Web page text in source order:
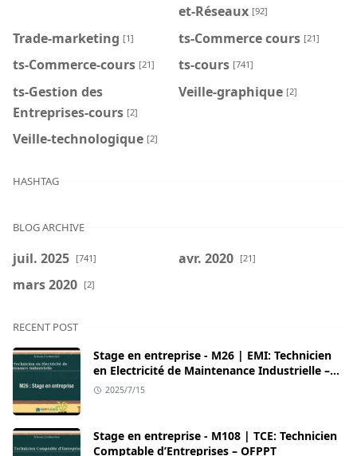
et-Réseaux [92]
Trade-marketing [1] ts-Commerce cours [21]
ts-Commerce-cours [21] ts-cours [741]
ts-Gestion des
Entreprises-cours [2]
Veille-graphique [2]
Veille-technologique [2]
HASHTAG
BLOG ARCHIVE
juil. 2025 [741] avr. 2020 [21]
mars 2020 [2]
RECENT POST
Stage en entreprise - M26 | EMI: Technicien
en Electricité de Maintenance Industrielle –
OFPPT
2025/7/15
Stage en entreprise - M108 | TCE: Technicien
Comptable d’Entreprises – OFPPT